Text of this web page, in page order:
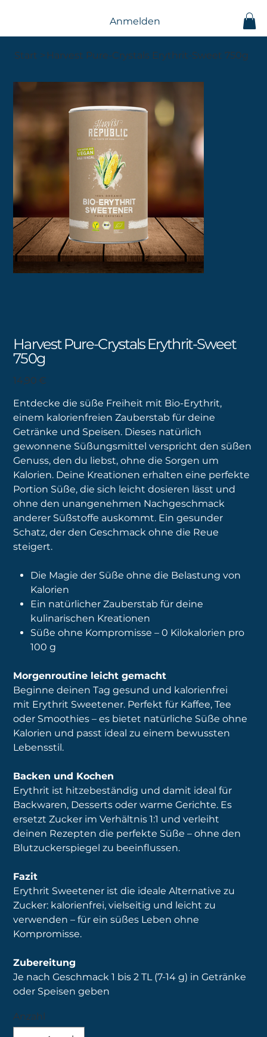
Anmelden
Start > Harvest Pure-Crystals Erythrit-Sweet 750g
Harvest Pure-Crystals Erythrit-Sweet
750g
14,90 €
Entdecke die süße Freiheit mit Bio-Erythrit,
einem kalorienfreien Zauberstab für deine
Getränke und Speisen. Dieses natürlich
gewonnene Süßungsmittel verspricht den süßen
Genuss, den du liebst, ohne die Sorgen um
Kalorien. Deine Kreationen erhalten eine perfekte
Portion Süße, die sich leicht dosieren lässt und
ohne den unangenehmen Nachgeschmack
anderer Süßstoffe auskommt. Ein gesunder
Schatz, der den Geschmack ohne die Reue
steigert.
Die Magie der Süße ohne die Belastung von
Kalorien
Ein natürlicher Zauberstab für deine
kulinarischen Kreationen
Süße ohne Kompromisse – 0 Kilokalorien pro
100 g
Morgenroutine leicht gemacht
Beginne deinen Tag gesund und kalorienfrei
mit Erythrit Sweetener. Perfekt für Kaffee, Tee
oder Smoothies – es bietet natürliche Süße ohne
Kalorien und passt ideal zu einem bewussten
Lebensstil.
Backen und Kochen
Erythrit ist hitzebeständig und damit ideal für
Backwaren, Desserts oder warme Gerichte. Es
ersetzt Zucker im Verhältnis 1:1 und verleiht
deinen Rezepten die perfekte Süße – ohne den
Blutzuckerspiegel zu beeinflussen.
Fazit
Erythrit Sweetener ist die ideale Alternative zu
Zucker: kalorienfrei, vielseitig und leicht zu
verwenden – für ein süßes Leben ohne
Kompromisse.
Zubereitung
Je nach Geschmack 1 bis 2 TL (7-14 g) in Getränke
oder Speisen geben
Anzahl